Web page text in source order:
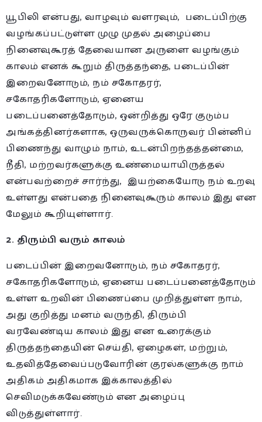
யூபிலி என்பது, வாழவும் வளரவும், படைப்பிற்கு
வழங்கப்பட்டுள்ள முழு முதல் அழைப்பை
நினைவுகூரத் தேவையான அருளை வழங்கும்
காலம் எனக் கூறும் திருத்தந்தை, படைப்பின்
இறைவனோடும், நம் சகோதரர்,
சகோதரிகளோடும், ஏனைய
படைப்பனைத்தோடும், ஒன்றித்து ஒரே குடும்ப
அங்கத்தினர்களாக, ஒருவருக்கொருவர் பின்னிப்
பிணைந்து வாழும் நாம், உடன்பிறந்தத்தன்மை,
நீதி, மற்றவர்களுக்கு உண்மையாயிருத்தல்
என்பவற்றைச் சார்ந்து, இயற்கையோடு நம் உறவு
உள்ளது என்பதை நினைவுகூரும் காலம் இது என
மேலும் கூறியுள்ளார்.
2. திரும்பி வரும் காலம்
படைப்பின் இறைவனோடும், நம் சகோதரர்,
சகோதரிகளோடும், ஏனைய படைப்பனைத்தோடும்
உள்ள உறவின் பிணைப்பை முறித்துள்ள நாம்,
அது குறித்து மனம் வருந்தி, திரும்பி
வரவேண்டிய காலம் இது என உரைக்கும்
திருத்தந்தையின் செய்தி, ஏழைகள், மற்றும்,
உதவித்தேவைப்படுவோரின் குரல்களுக்கு நாம்
அதிகம் அதிகமாக இக்காலத்தில்
செவிமடுக்கவேண்டும் என அழைப்பு
விடுத்துள்ளார்.